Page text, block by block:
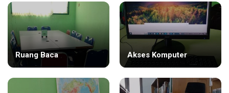
Ruang Baca Akses Komputer